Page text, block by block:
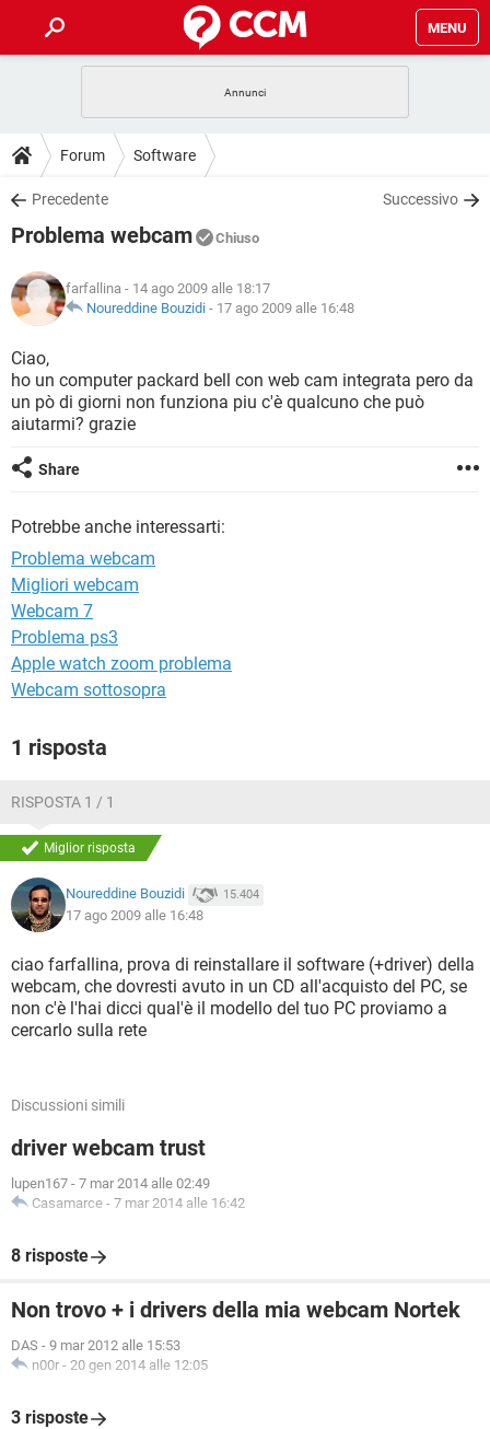
MENU
INTRATTENIMENTO
iOS
INSTAGRAM
TIKTOK
HARDWARE
GUIDE
COVID-19
INSTAGRAM WHATSAPP
TIKTOK
HARDWARE
DOWNLOAD
COVID-19
INTRATTENIMENTO
iOS WINDOWS 10
INSTAGRAM
TIKTOK FACEBOOK
HARDWARE
COVID-19 GAMING
INTRATTENIMENTO
iOS
INSTAGRAM WHATSAPP
HARDWARE
GLOSSARIO
COVID-19
INTRATTENIMENTO ANDROID
iOS
INSTAGRAM
HARDWARE
Forum Software
Precedente Successivo
Problema webcam Chiuso
farfallina - 14 ago 2009 alle 18:17
Noureddine Bouzidi - 17 ago 2009 alle 16:48
Ciao,
ho un computer packard bell con web cam integrata pero da
un pò di giorni non funziona piu c'è qualcuno che può
aiutarmi? grazie
Share
Potrebbe anche interessarti:
Problema webcam
Migliori webcam
Webcam 7
Problema ps3
Apple watch zoom problema
Webcam sottosopra
1 risposta
RISPOSTA 1 / 1
Miglior risposta
Noureddine Bouzidi 15.404
17 ago 2009 alle 16:48
ciao farfallina, prova di reinstallare il software (+driver) della
webcam, che dovresti avuto in un CD all'acquisto del PC, se
non c'è l'hai dicci qual'è il modello del tuo PC proviamo a
cercarlo sulla rete
Discussioni simili
driver webcam trust
lupen167 - 7 mar 2014 alle 02:49
Casamarce - 7 mar 2014 alle 16:42
8 risposte
Non trovo + i drivers della mia webcam Nortek
DAS - 9 mar 2012 alle 15:53
n00r - 20 gen 2014 alle 12:05
3 risposte